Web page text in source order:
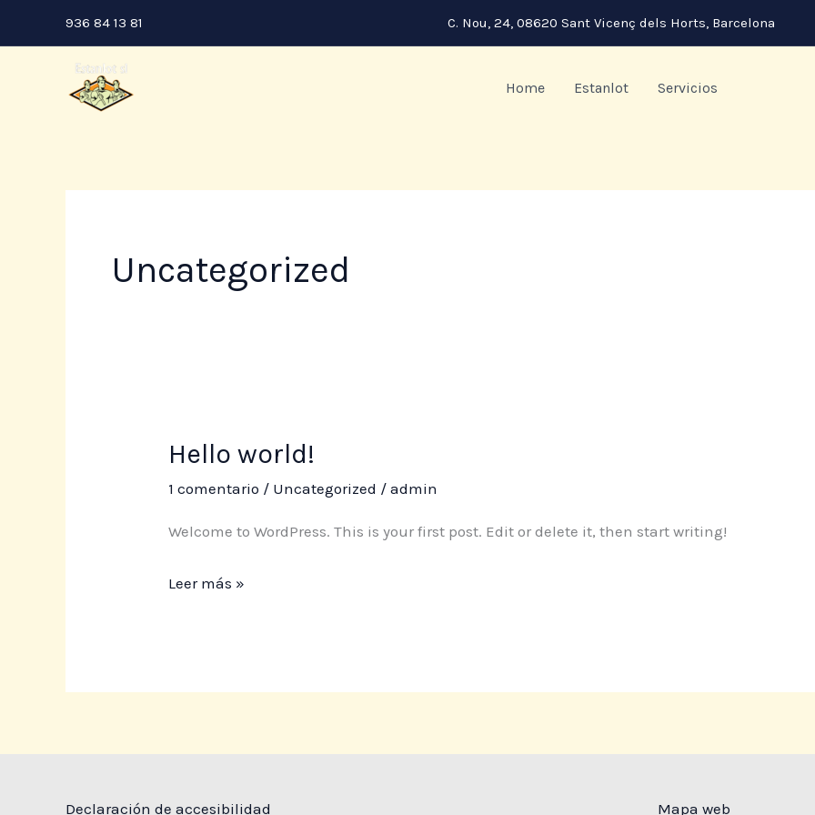
al
936 84 13 81 C. Nou, 24, 08620 Sant Vicenç dels Horts, Barcelona
Home Estanlot Servicios
Uncategorized
Hello world!
1 comentario / Uncategorized /admin
Welcome to WordPress. This is your first post. Edit or delete it, then start writing!
Hello
Leer más »
Declaración de accesibilidad Mapa web